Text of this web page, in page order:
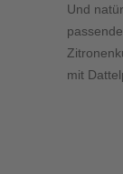
Und
mit